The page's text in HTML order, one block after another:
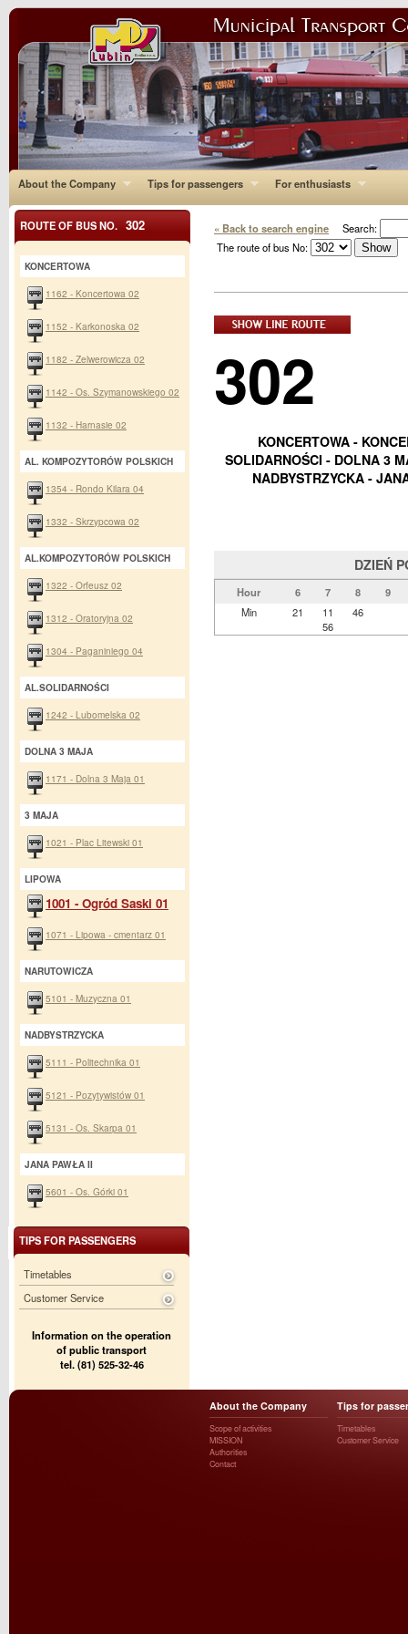
About the Company Tips for passengers For enthusiasts
« Back to search engine Search:
The route of bus No:
302
KONCERTOWA -
SOLIDARNOŚCI - DOLNA 3
NADBYSTRZYCKA -
DZIEŃ
Hour 6 7 8
9
Min
21
11
56
46
ROUTE OF BUS NO. 302
KONCERTOWA
1162 - Koncertowa 02
1152 - Karkonoska 02
1182 - Zelwerowicza 02
1142 - Os. Szymanowskiego 02
1132 - Harnasie 02
AL. KOMPOZYTORÓW POLSKICH
1354 - Rondo Kilara 04
1332 - Skrzypcowa 02
AL.KOMPOZYTORÓW POLSKICH
1322 - Orfeusz 02
1312 - Oratoryjna 02
1304 - Paganiniego 04
AL.SOLIDARNOŚCI
1242 - Lubomelska 02
DOLNA 3 MAJA
1171 - Dolna 3 Maja 01
3 MAJA
1021 - Plac Litewski 01
LIPOWA
1001 - Ogród Saski 01
1071 - Lipowa - cmentarz 01
NARUTOWICZA
5101 - Muzyczna 01
NADBYSTRZYCKA
5111 - Politechnika 01
5121 - Pozytywistów 01
5131 - Os. Skarpa 01
JANA PAWŁA II
5601 - Os. Górki 01
TIPS FOR PASSENGERS
Timetables
Customer Service
Information on the operation
of public transport
tel. (81) 525-32-46
About the Company
Scope of activities
MISSION
Authorities
Contact
Tips for
Timetables
Customer Service